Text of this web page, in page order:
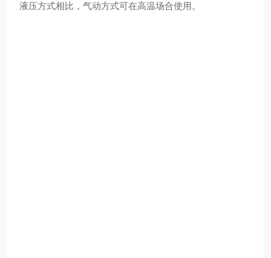
液压方式相比，气动方式可在高温场合使用。